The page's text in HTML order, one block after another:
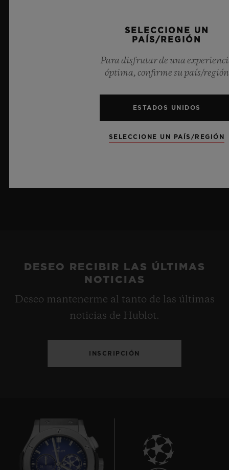
transparencia azul celeste, esta edición limitada de 100
ejemplares aúna las mecánicas de vanguardia.
Equipado con el innovador calibre de manufactura
Meca-10, este reloj es un testimonio del dominio de
Hublot en el uso de materiales revolucionarios y un
DESEO RECIBIR LAS ÚLTIMAS
NOTICIAS
Deseo mantenerme al tanto de las últimas
noticias de Hublot.
INSCRIPCIÓN
SELECCIONE UN
PAÍS/REGIÓN
Para disfrutar de una
óptima, confirme su país/región
ESTADOS UNIDOS
SELECCIONE UN PAÍS/REGIÓN